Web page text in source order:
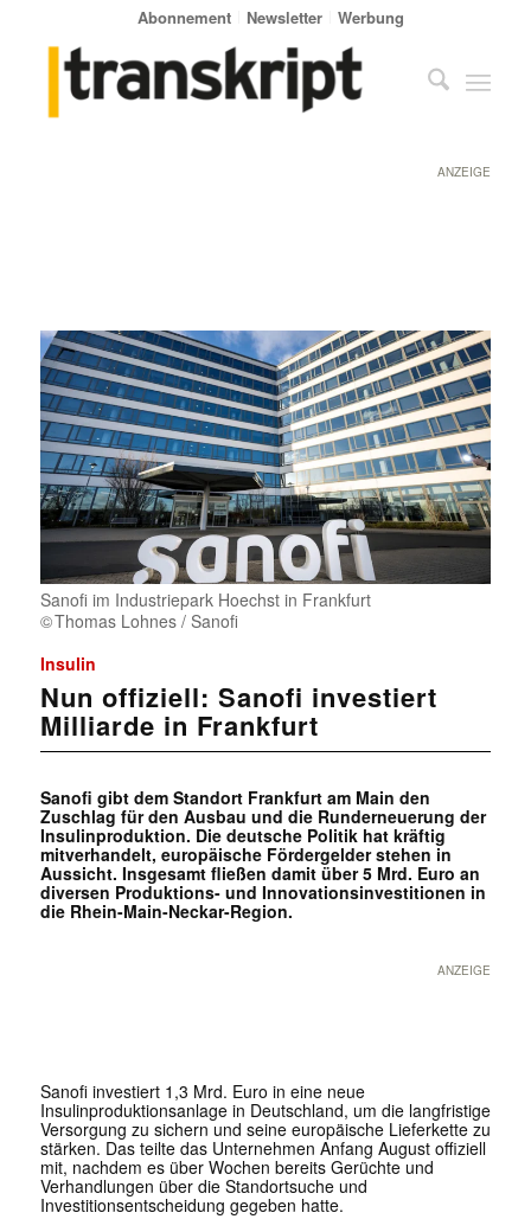
Abonnement Newsletter Werbung
ANZEIGE
Sanofi im Industriepark Hoechst in Frankfurt
Thomas Lohnes / Sanofi
Insulin
Nun offiziell: Sanofi investiert
Milliarde in Frankfurt
Sanofi gibt dem Standort Frankfurt am Main den
Zuschlag für den Ausbau und die Runderneuerung der
Insulinproduktion. Die deutsche Politik hat kräftig
mitverhandelt, europäische Fördergelder stehen in
Aussicht. Insgesamt fließen damit über 5 Mrd. Euro an
diversen Produktions- und Innovationsinvestitionen in
die Rhein-Main-Neckar-Region.
ANZEIGE
Sanofi investiert 1,3 Mrd. Euro in eine neue
Insulinproduktionsanlage in Deutschland, um die langfristige
Versorgung zu sichern und seine europäische Lieferkette zu
stärken. Das teilte das Unternehmen Anfang August offiziell
mit, nachdem es über Wochen bereits Gerüchte und
Verhandlungen über die Standortsuche und
Investitionsentscheidung gegeben hatte.